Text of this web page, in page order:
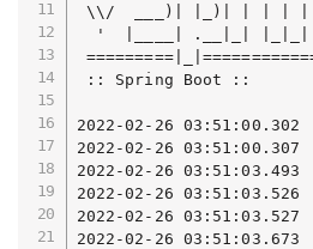
\\/  ___)| |_)| | | |
'  |____| .__|_|
:: Spring Boot ::
2022-02-26
2022-02-26
2022-02-26
2022-02-26
2022-02-26
2022-02-26